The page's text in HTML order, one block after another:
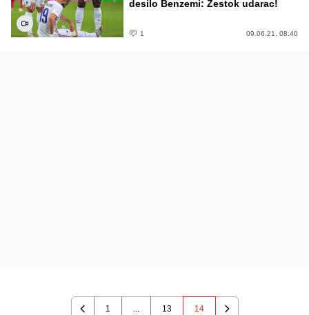
desilo Benzemi: Žestok udarac!
1 09.06.21. 08:40
1 ... 13 14